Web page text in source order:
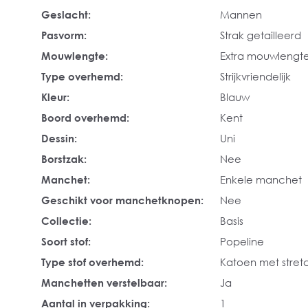
Geslacht:
Mannen
Pasvorm:
Strak getailleerd
Mouwlengte:
Extra
Type overhemd:
Strijkvriendelijk
Kleur:
Blauw
Boord overhemd:
Kent
Dessin:
Uni
Borstzak:
Nee
Manchet:
Enkele manchet
Geschikt voor manchetknopen:
Nee
Collectie:
Basis
Soort stof:
Popeline
Type stof overhemd:
Katoen met
Manchetten verstelbaar:
Ja
Aantal in verpakking:
1